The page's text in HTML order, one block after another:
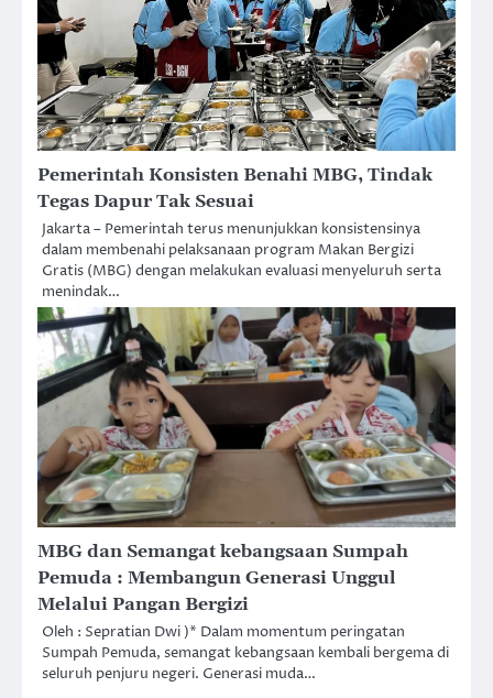
Pemerintah Konsisten Benahi MBG, Tindak
Tegas Dapur Tak Sesuai
Jakarta – Pemerintah terus menunjukkan konsistensinya
dalam membenahi pelaksanaan program Makan Bergizi
Gratis (MBG) dengan melakukan evaluasi menyeluruh serta
menindak…
MBG dan Semangat kebangsaan Sumpah
Pemuda : Membangun Generasi Unggul
Melalui Pangan Bergizi
Oleh : Sepratian Dwi )* Dalam momentum peringatan
Sumpah Pemuda, semangat kebangsaan kembali bergema di
seluruh penjuru negeri. Generasi muda…